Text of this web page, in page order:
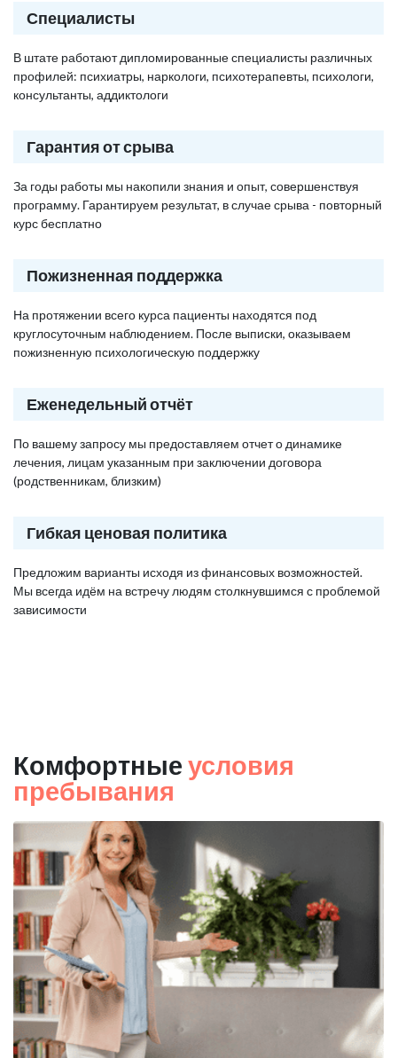
Специалисты
В штате работают дипломированные специалисты различных
профилей: психиатры, наркологи, психотерапевты, психологи,
консультанты, аддиктологи
Гарантия от срыва
За годы работы мы накопили знания и опыт, совершенствуя
программу. Гарантируем результат, в случае срыва - повторный
курс бесплатно
Пожизненная поддержка
На протяжении всего курса пациенты находятся под
круглосуточным наблюдением. После выписки, оказываем
пожизненную психологическую поддержку
Еженедельный отчёт
По вашему запросу мы предоставляем отчет о динамике
лечения, лицам указанным при заключении договора
(родственникам, близким)
Гибкая ценовая политика
Предложим варианты исходя из финансовых возможностей.
Мы всегда идём на встречу людям столкнувшимся с проблемой
зависимости
Комфортные условия
пребывания